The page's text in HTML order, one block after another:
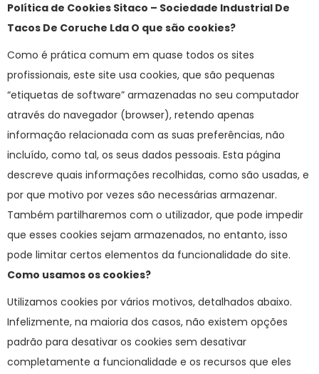
Política de Cookies Sitaco – Sociedade Industrial De
Tacos De Coruche Lda O que são cookies?
Como é prática comum em quase todos os sites
profissionais, este site usa cookies, que são pequenas
“etiquetas de software” armazenadas no seu computador
através do navegador (browser), retendo apenas
informação relacionada com as suas preferências, não
incluído, como tal, os seus dados pessoais. Esta página
descreve quais informações recolhidas, como são usadas, e
por que motivo por vezes são necessárias armazenar.
Também partilharemos com o utilizador, que pode impedir
que esses cookies sejam armazenados, no entanto, isso
pode limitar certos elementos da funcionalidade do site.
Como usamos os cookies?
Utilizamos cookies por vários motivos, detalhados abaixo.
Infelizmente, na maioria dos casos, não existem opções
padrão para desativar os cookies sem desativar
completamente a funcionalidade e os recursos que eles